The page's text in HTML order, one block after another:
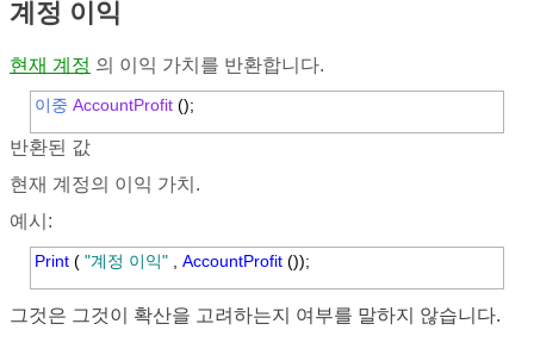
계정 이익
현재 계정 의 이익 가치를 반환합니다.
이중 AccountProfit ();
반환된 값
현재 계정의 이익 가치.
예시:
Print ( "계정 이익" , AccountProfit ());
그것은 그것이 확산을 고려하는지 여부를 말하지 않습니다.